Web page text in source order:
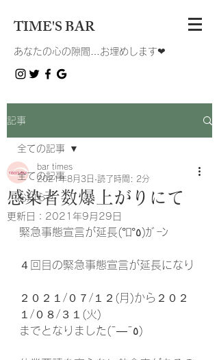
TIME'S BAR
あなたの心の隙間…お埋めします❤︎
記事
全ての記事
お知らせ
全ての記事
感染者数爆上がりにて
bar times
2021年8月3日 読了時間: 2分
更新日： 2021年9月29日
緊急事態宣言が延長(°ﾛ°٥)ｶﾞｰﾝ
４回目の緊急事態宣言が延長になり
２０２１/０７/１２(月)から２０２
１/０８/３１(火)
までとなりました(¯―¯٥)